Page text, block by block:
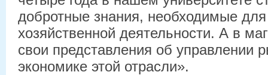
добротные знания, необходимые
хозяйственной деятельности. А в
свои представления об управлении
экономике этой отрасли».